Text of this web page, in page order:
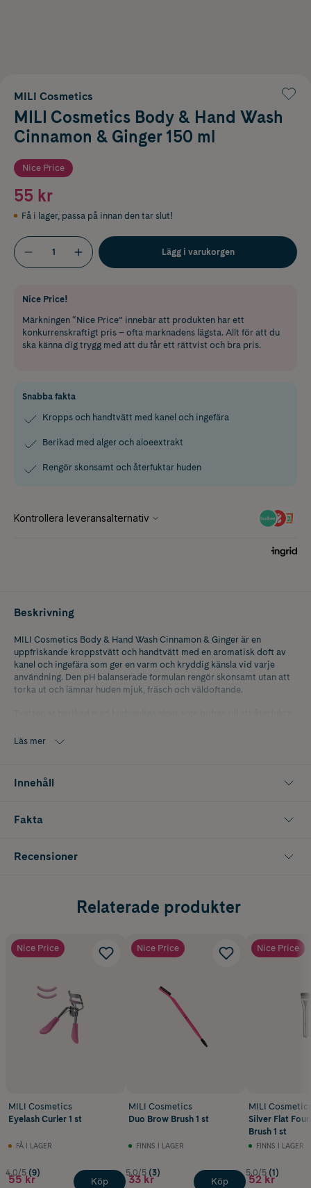
MILI Cosmetics
MILI Cosmetics Body & Hand Wash
Cinnamon & Ginger 150 ml
Nice Price
55 kr
Få i lager, passa på innan den tar slut!
Lägg i varukorgen
Nice Price!
Märkningen “Nice Price” innebär att produkten har ett
konkurrenskraftigt pris – ofta marknadens lägsta. Allt för att du
ska känna dig trygg med att du får ett rättvist och bra pris.
Snabba fakta
Kropps och handtvätt med kanel och ingefära
Berikad med alger och aloeextrakt
Rengör skonsamt och återfuktar huden
Beskrivning
MILI Cosmetics Body & Hand Wash Cinnamon & Ginger är en
uppfriskande kroppstvätt och handtvätt med en aromatisk doft av
kanel och ingefära som ger en varm och kryddig känsla vid varje
användning. Den pH balanserade formulan rengör skonsamt utan att
torka ut och lämnar huden mjuk, fräsch och väldoftande.
avlägsnar orenheter. Det krämiga skummet omsluter huden i en
MILI Cosmetics Body & Hand Wash Cinnamon & Ginger passar alla
Läs mer
Innehåll
Fakta
Recensioner
Relaterade produkter
Nice Price
MILI Cosmetics
Eyelash Curler 1 st
FÅ I LAGER
4.0/5 (9)
55 kr Köp
Nice Price
MILI Cosmetics
Duo Brow Brush 1 st
FINNS I LAGER
5.0/5 (3)
33 kr Köp
Nice Price
MILI
Silver Flat
Brush 1 st
FINNS I LAGER
5.0/5 (1)
52 kr